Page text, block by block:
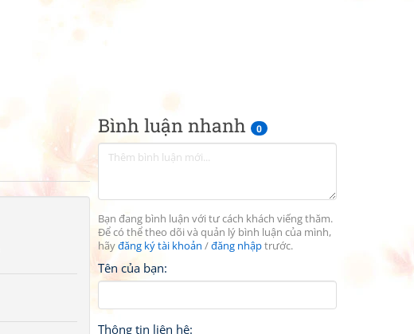
Bình luận nhanh 0
Bạn đang bình luận với tư cách khách viếng thăm.
Để có thể theo dõi và quản lý bình luận của mình,
hãyđăng ký tài khoản /đăng nhậptrước.
Tên của bạn:
Thông tin liên hệ: